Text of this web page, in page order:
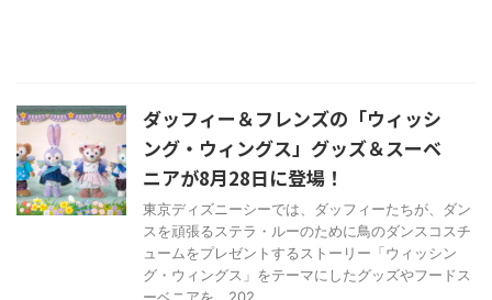
ダッフィー＆フレンズの「ウィッシ
ング・ウィングス」グッズ＆スーベ
ニアが8月28日に登場！
東京ディズニーシーでは、ダッフィーたちが、ダン
スを頑張るステラ・ルーのために鳥のダンスコスチ
ュームをプレゼントするストーリー「ウィッシン
グ・ウィングス」をテーマにしたグッズやフードス